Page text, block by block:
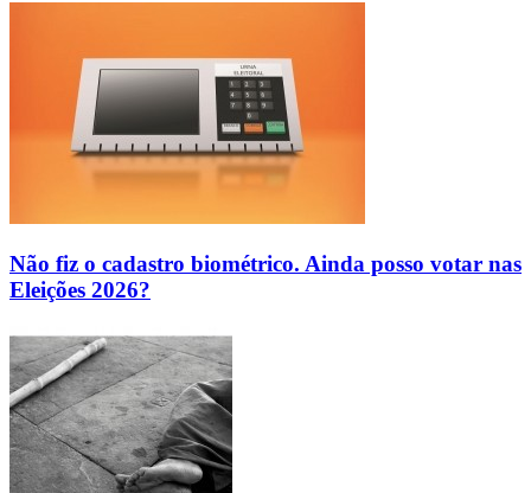
Não fiz o cadastro biométrico. Ainda posso votar nas
Eleições 2026?